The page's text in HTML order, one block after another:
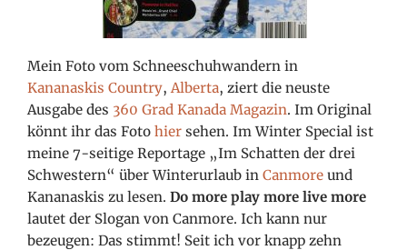
Mein Foto vom Schneeschuhwandern in
Kananaskis Country,Alberta, ziert die neuste
Ausgabe des 360 Grad Kanada Magazin. Im Original
könnt ihr das Fotohiersehen. Im Winter Special ist
meine 7-seitige Reportage „Im Schatten der drei
Schwestern“ über Winterurlaub inCanmore und
Kananaskis zu lesen. Do more play more live more
lautet der Slogan von Canmore. Ich kann nur
bezeugen: Das stimmt! Seit ich vor knapp zehn